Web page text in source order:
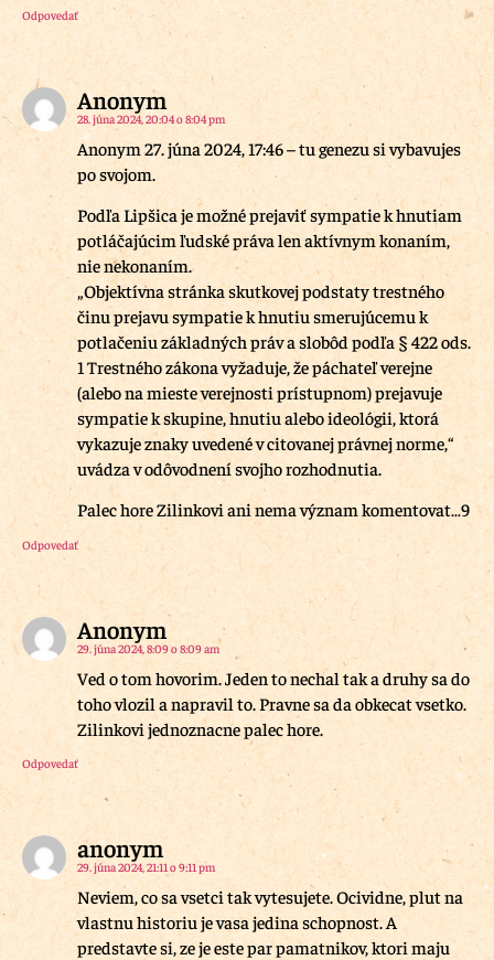
Odpovedať
Anonym
28. júna 2024, 20:04 o 8:04 pm
Anonym 27. júna 2024, 17:46 – tu genezu si vybavujes
po svojom.
Podľa Lipšica je možné prejaviť sympatie k hnutiam
potláčajúcim ľudské práva len aktívnym konaním,
nie nekonaním.
„Objektívna stránka skutkovej podstaty trestného
činu prejavu sympatie k hnutiu smerujúcemu k
potlačeniu základných práv a slobôd podľa § 422 ods.
1 Trestného zákona vyžaduje, že páchateľ verejne
(alebo na mieste verejnosti prístupnom) prejavuje
sympatie k skupine, hnutiu alebo ideológii, ktorá
vykazuje znaky uvedené v citovanej právnej norme,“
uvádza v odôvodnení svojho rozhodnutia.
Palec hore Zilinkovi ani nema význam komentovat…9
Odpovedať
Anonym
29. júna 2024, 8:09 o 8:09 am
Ved o tom hovorim. Jeden to nechal tak a druhy sa do
toho vlozil a napravil to. Pravne sa da obkecat vsetko.
Zilinkovi jednoznacne palec hore.
Odpovedať
anonym
29. júna 2024, 21:11 o 9:11 pm
Neviem, co sa vsetci tak vytesujete. Ocividne, plut na
vlastnu historiu je vasa jedina schopnost. A
predstavte si, ze je este par pamatnikov, ktori maju